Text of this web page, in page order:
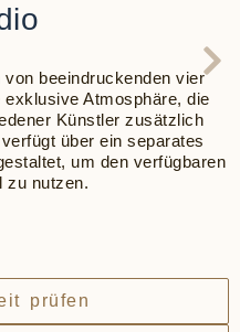
beeindruckenden vier
exklusive Atmosphäre, die
Künstler zusätzlich
über ein separates
um den verfügbaren
zu nutzen.
prüfen